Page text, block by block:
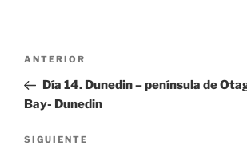
Navegación
entradas
Entrada
anterior:
ANTERIOR
Día 14. Dunedin – península de
Bay- Dunedin
Siguiente
SIGUIENTE